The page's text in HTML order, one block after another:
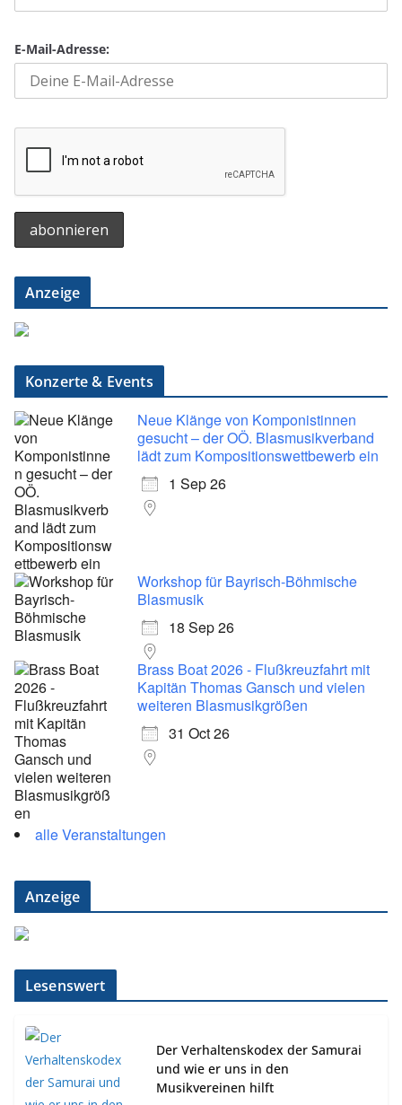
E-Mail-Adresse:
Anzeige
Konzerte & Events
Neue Klänge von Komponistinnen
gesucht – der OÖ. Blasmusikverband
lädt zum Kompositionswettbewerb ein
1 Sep 26
Workshop für Bayrisch-Böhmische
Blasmusik
18 Sep 26
Brass Boat 2026 - Flußkreuzfahrt mit
Kapitän Thomas Gansch und vielen
weiteren Blasmusikgrößen
31 Oct 26
alle Veranstaltungen
Anzeige
Lesenswert
Der Verhaltenskodex der Samurai
und wie er uns in den
Musikvereinen hilft